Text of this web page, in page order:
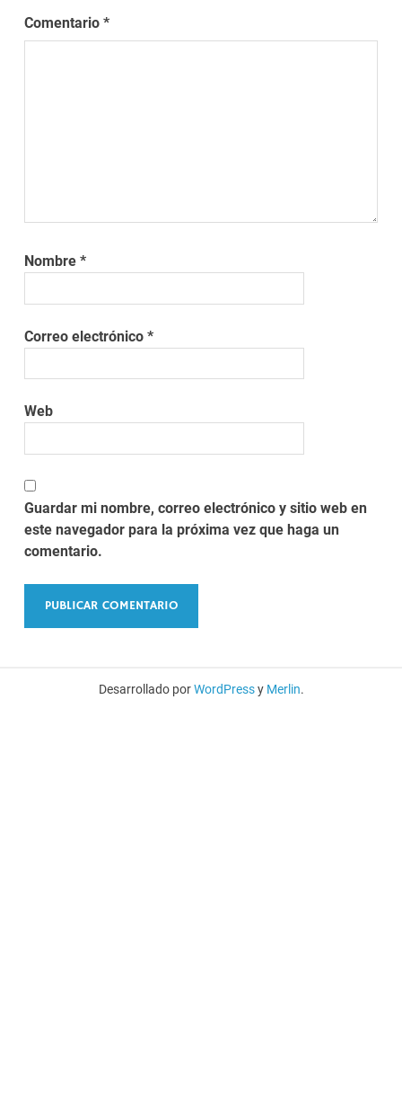
Comentario*
Nombre*
Correo electrónico*
Web
Guardar mi nombre, correo electrónico y sitio web en
este navegador para la próxima vez que haga un
comentario.
Desarrollado porWordPressy Merlin.